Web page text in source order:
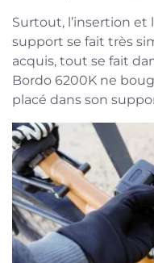
Surtout, l’insertion et
support se fait très
acquis, tout se fait
Bordo 6200K ne
placé dans son